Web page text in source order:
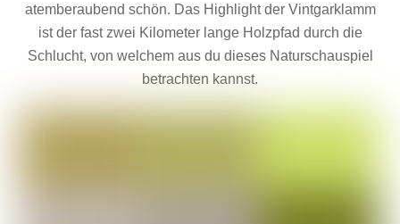
atemberaubend schön. Das Highlight der Vintgarklamm
ist der fast zwei Kilometer lange Holzpfad durch die
Schlucht, von welchem aus du dieses Naturschauspiel
betrachten kannst.